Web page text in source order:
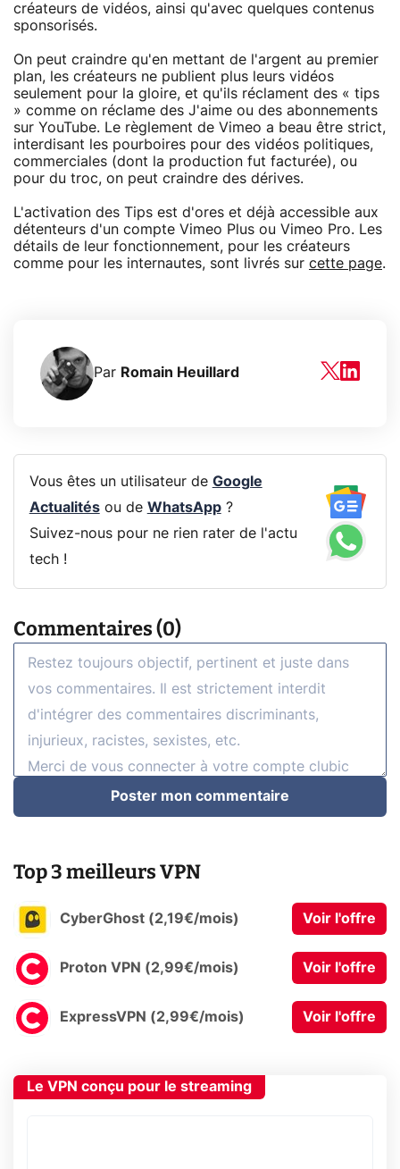
créateurs de vidéos, ainsi qu'avec quelques contenus
sponsorisés.
On peut craindre qu'en mettant de l'argent au premier
plan, les créateurs ne publient plus leurs vidéos
seulement pour la gloire, et qu'ils réclament des « tips
» comme on réclame des J'aime ou des abonnements
sur YouTube. Le règlement de Vimeo a beau être strict,
interdisant les pourboires pour des vidéos politiques,
commerciales (dont la production fut facturée), ou
pour du troc, on peut craindre des dérives.
L'activation des Tips est d'ores et déjà accessible aux
détenteurs d'un compte Vimeo Plus ou Vimeo Pro. Les
détails de leur fonctionnement, pour les créateurs
comme pour les internautes, sont livrés sur cette page.
Par Romain Heuillard
Vous êtes un utilisateur de Google
Actualitésou de WhatsApp?
Suivez-nous pour ne rien rater de l'actu
tech !
Commentaires (0)
Poster mon commentaire
Top 3 meilleurs VPN
CyberGhost (2,19€/mois) Voir l'offre
Proton VPN (2,99€/mois) Voir l'offre
ExpressVPN (2,99€/mois) Voir l'offre
Le VPN conçu pour le streaming